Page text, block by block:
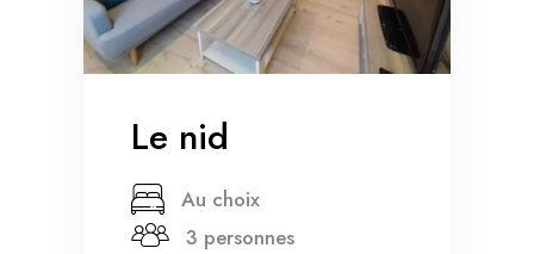
Le nid
Au choix
3 personnes